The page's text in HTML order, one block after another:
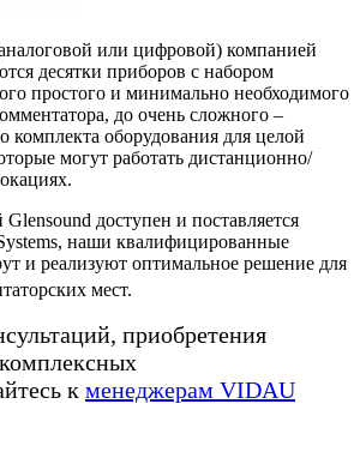
или цифровой) компанией
десятки приборов с набором
простого и минимально необходимого
до очень сложного –
комплекта оборудования для целой
могут работать дистанционно/
доступен и поставляется
наши квалифицированные
и реализуют оптимальное решение для
мест.
приобретения
к менеджерам VIDAU